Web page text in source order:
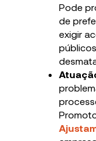
Pode
de
exigir